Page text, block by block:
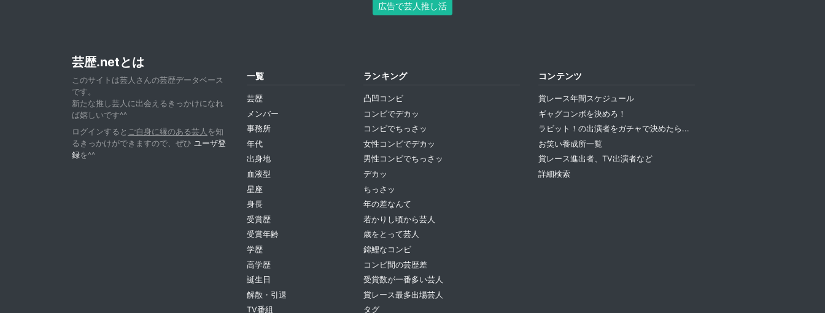
広告で芸人推し活
芸歴.netとは
このサイトは芸人さんの芸歴データベース
です。
新たな推し芸人に出会えるきっかけになれ
ば嬉しいです^^
ログインすると ご自身に縁のある芸人 を知
るきっかけができますので、ぜひ ユーザ登
録を^^
一覧
芸歴
メンバー
事務所
年代
出身地
血液型
星座
身長
受賞歴
受賞年齢
学歴
高学歴
誕生日
解散・引退
TV番組
ランキング
凸凹コンビ
コンビでデカッ
コンビでちっさッ
女性コンビでデカッ
男性コンビでちっさッ
デカッ
ちっさッ
年の差なんて
若かりし頃から芸人
歳をとって芸人
錦鯉なコンビ
コンビ間の芸歴差
受賞数が一番多い芸人
賞レース最多出場芸人
タグ
コンテンツ
賞レース年間スケジュール
ギャグコンボを決めろ！
ラビット！の出演者をガチャで決めたら...
お笑い養成所一覧
賞レース進出者、TV出演者など
詳細検索